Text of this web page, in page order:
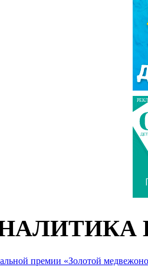
премии «Золотой